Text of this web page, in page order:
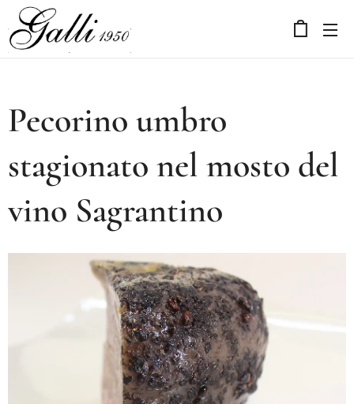
Pecorino umbro
stagionato nel mosto del
vino Sagrantino